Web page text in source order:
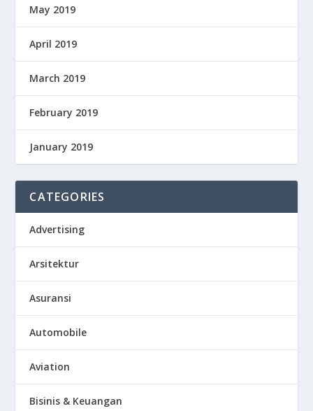
May 2019
April 2019
March 2019
February 2019
January 2019
CATEGORIES
Advertising
Arsitektur
Asuransi
Automobile
Aviation
Bisinis & Keuangan